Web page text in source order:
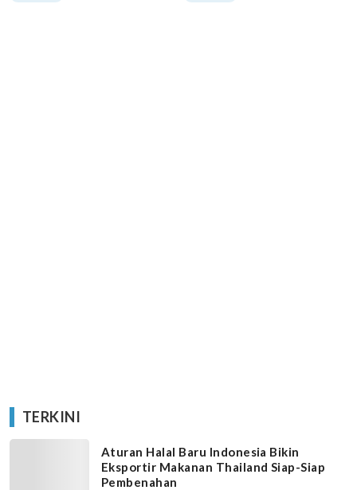
TERKINI
Aturan Halal Baru Indonesia Bikin
Eksportir Makanan Thailand Siap-Siap
Pembenahan